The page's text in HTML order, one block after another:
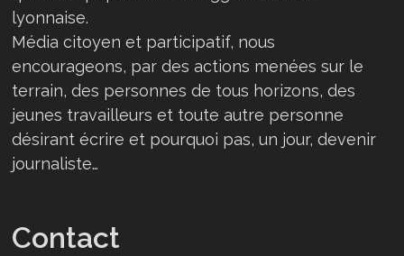
lyonnaise.
Média citoyen et participatif, nous
encourageons, par des actions menées sur le
terrain, des personnes de tous horizons, des
jeunes travailleurs et toute autre personne
désirant écrire et pourquoi pas, un jour, devenir
journaliste…
Contact